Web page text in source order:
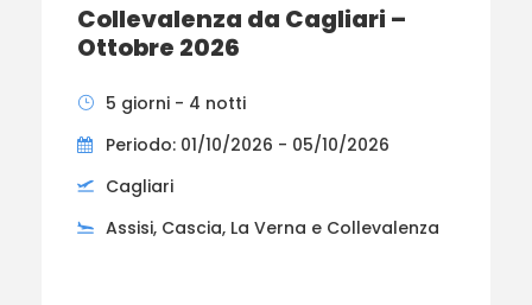
Collevalenza da Cagliari –
Ottobre 2026
5 giorni - 4 notti
Periodo: 01/10/2026 - 05/10/2026
Cagliari
Assisi, Cascia, La Verna e Collevalenza